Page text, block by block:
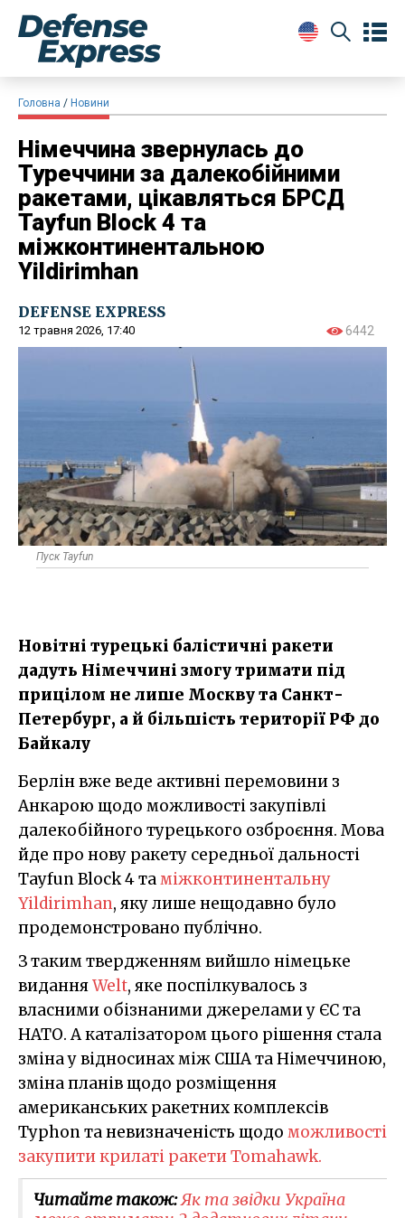
Головна Новини
Німеччина звернулась до
Туреччини за далекобійними
ракетами, цікавляться БРСД
Tayfun Block 4 та
міжконтинентальною
Yildirimhan
DEFENSE EXPRESS
12 травня 2026, 17:40 6442
Пуск Tayfun
Новітні турецькі балістичні ракети
дадуть Німеччині змогу тримати під
прицілом не лише Москву та Санкт-
Петербург, а й більшість території РФ до
Байкалу
Берлін вже веде активні перемовини з
Анкарою щодо можливості закупівлі
далекобійного турецького озброєння. Мова
йде про нову ракету середньої дальності
Tayfun Block 4 таміжконтинентальну
Yildirimhan, яку лише нещодавно було
продемонстровано публічно.
З таким твердженням вийшло німецьке
виданняWelt, яке поспілкувалось з
власними обізнаними джерелами у ЄС та
НАТО. А каталізатором цього рішення стала
зміна у відносинах між США та Німеччиною,
зміна планів щодо розміщення
американських ракетних комплексів
Typhon та невизначеність щодо можливості
закупити крилаті ракети Tomahawk.
Читайте також:Як та звідки Україна